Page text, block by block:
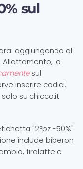
sul
aggiungendo al
Allattamento, lo
sul
inserire codici.
solo su chicco.it
"2°pz -50%"
include biberon
tiralatte e